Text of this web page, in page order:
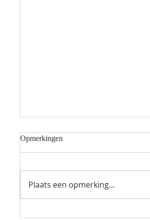
Opmerkingen
Plaats een opmerking...